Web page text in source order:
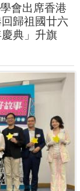
會出席香港
歸祖國廿六
典」升旗